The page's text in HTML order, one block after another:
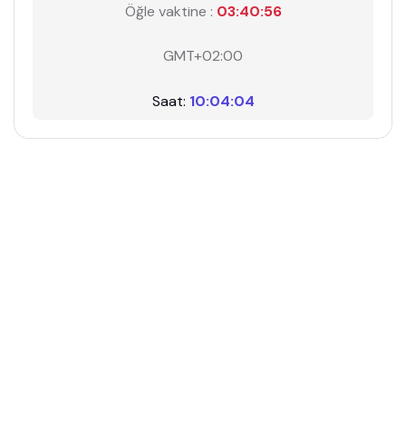
Öğle vaktine : 03:40:55
GMT+02:00
Saat: 10:04:05